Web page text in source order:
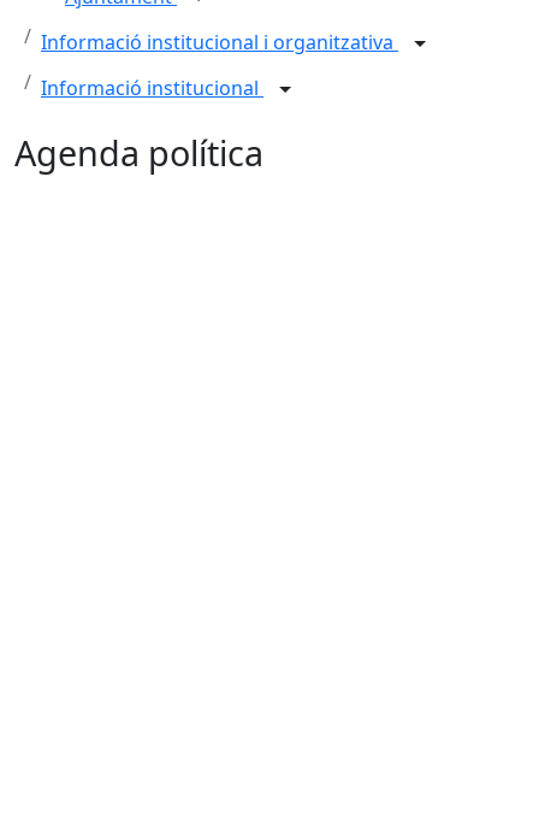
Informació institucional i organitzativa
Informació institucional
Agenda política